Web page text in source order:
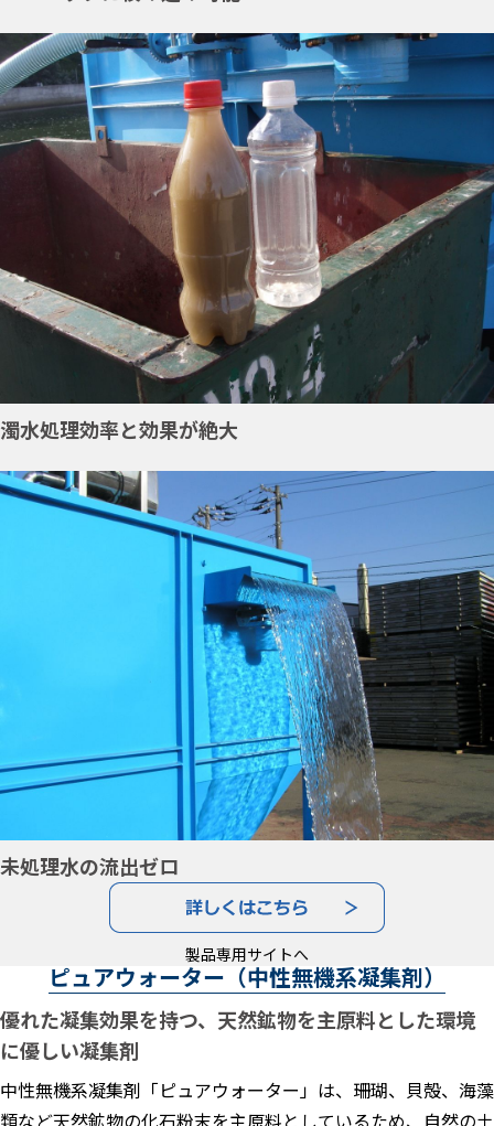
濁水処理効率と効果が絶大
未処理水の流出ゼロ
製品専用サイトへ
ピュアウォーター（中性無機系凝集剤）
優れた凝集効果を持つ、天然鉱物を主原料とした環境
に優しい凝集剤
中性無機系凝集剤「ピュアウォーター」は、珊瑚、貝殻、海藻